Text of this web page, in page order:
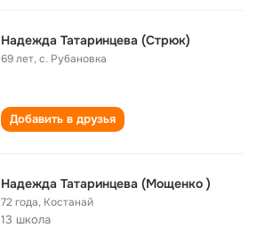
Надежда Татаринцева (Стрюк)
69 лет,с. Рубановка
Добавить в друзья
Надежда Татаринцева (Мощенко )
72 года, Костанай
13 школа